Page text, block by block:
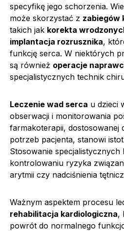
specyfikę jego schorzenia.
może skorzystać z zabiegów
takich jak korekta
implantacja rozrusznika,
funkcję serca. W niektórych
są również operacje
specjalistycznych technik
Leczenie wad serca u dzieci
obserwacji i monitorowania
farmakoterapii, dostosowanej
potrzeb pacjenta, stanowi
Stosowanie
kontrolowaniu ryzyka
arytmii czy nadciśnienia
Ważnym aspektem procesu
rehabilitacja kardiologiczna,
powrót do normalnego